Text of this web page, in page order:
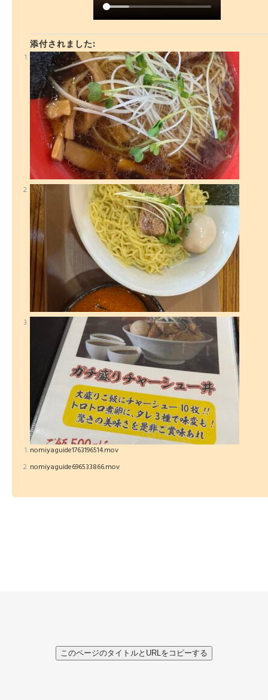
添付されました:
nomiyaguide1763196514.mov
nomiyaguide696533866.mov
このページのタイトルとURLをコピーする